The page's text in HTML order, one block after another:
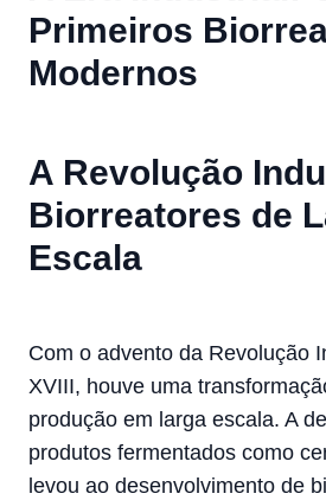
Primeiros
Modernos
A Revolução
Biorreatores de
Escala
Com o advento da Revolução
XVIII, houve uma
produção em larga escala. A
produtos fermentados como
levou ao desenvolvimento de